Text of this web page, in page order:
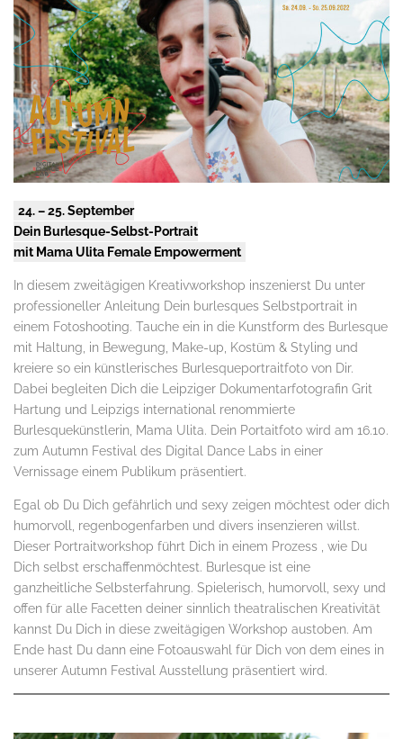
24. – 25. September
Dein Burlesque-Selbst-Portrait
mit Mama Ulita Female Empowerment
In diesem zweitägigen Kreativworkshop inszenierst Du unter
professioneller Anleitung Dein burlesques Selbstportrait in
einem Fotoshooting. Tauche ein in die Kunstform des Burlesque
mit Haltung, in Bewegung, Make-up, Kostüm & Styling und
kreiere so ein künstlerisches Burlesqueportraitfoto von Dir.
Dabei begleiten Dich die Leipziger Dokumentarfotografin Grit
Hartung und Leipzigs international renommierte
Burlesquekünstlerin, Mama Ulita. Dein Portaitfoto wird am 16.10.
zum Autumn Festival des Digital Dance Labs in einer
Vernissage einem Publikum präsentiert.
Egal ob Du Dich gefährlich und sexy zeigen möchtest oder dich
humorvoll, regenbogenfarben und divers insenzieren willst.
Dieser Portraitworkshop führt Dich in einem Prozess , wie Du
Dich selbst erschaffenmöchtest. Burlesque ist eine
ganzheitliche Selbsterfahrung. Spielerisch, humorvoll, sexy und
offen für alle Facetten deiner sinnlich theatralischen Kreativität
kannst Du Dich in diese zweitägigen Workshop austoben. Am
Ende hast Du dann eine Fotoauswahl für Dich von dem eines in
unserer Autumn Festival Ausstellung präsentiert wird.